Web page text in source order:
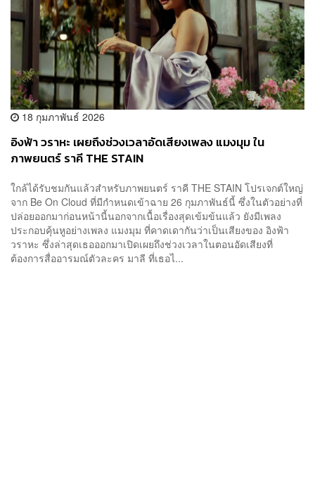
18 กุมภาพันธ์ 2026
อิงฟ้า วราหะ เผยถึงช่วงเวลาอัดเสียงเพลง แมงมุม ใน
ภาพยนตร์ ราคี THE STAIN
ใกล้ได้รับชมกันแล้วสำหรับภาพยนตร์ ราคี THE STAIN โปรเจกต์ใหญ่
จาก Be On Cloud ที่มีกำหนดเข้าฉาย 26 กุมภาพันธ์นี้ ซึ่งในตัวอย่างที่
ปล่อยออกมาก่อนหน้านี้นอกจากเนื้อเรื่องสุดเข้มข้นแล้ว ยังมีเพลง
ประกอบคุ้นหูอย่างเพลง แมงมุม ที่คาดเดากันว่าเป็นเสียงของ อิงฟ้า
วราหะ ซึ่งล่าสุดเธอออกมาเปิดเผยถึงช่วงเวลาในตอนอัดเสียงที่
ต้องการสื่ออารมณ์ตัวละคร มาลี ที่เธอไ...